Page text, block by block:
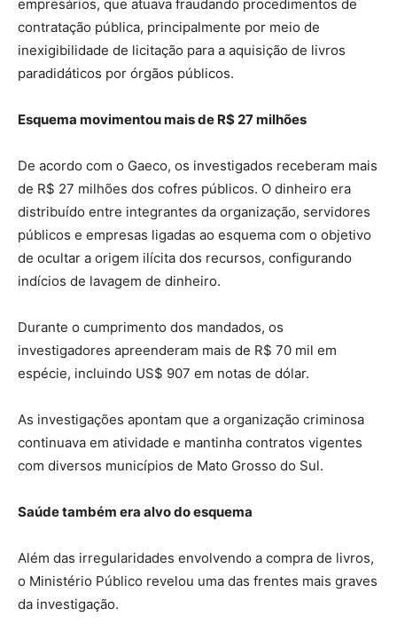
empresários, que atuava fraudando procedimentos de
contratação pública, principalmente por meio de
inexigibilidade de licitação para a aquisição de livros
paradidáticos por órgãos públicos.
Esquema movimentou mais de R$ 27 milhões
De acordo com o Gaeco, os investigados receberam mais
de R$ 27 milhões dos cofres públicos. O dinheiro era
distribuído entre integrantes da organização, servidores
públicos e empresas ligadas ao esquema com o objetivo
de ocultar a origem ilícita dos recursos, configurando
indícios de lavagem de dinheiro.
Durante o cumprimento dos mandados, os
investigadores apreenderam mais de R$ 70 mil em
espécie, incluindo US$ 907 em notas de dólar.
As investigações apontam que a organização criminosa
continuava em atividade e mantinha contratos vigentes
com diversos municípios de Mato Grosso do Sul.
Saúde também era alvo do esquema
Além das irregularidades envolvendo a compra de livros,
o Ministério Público revelou uma das frentes mais graves
da investigação.